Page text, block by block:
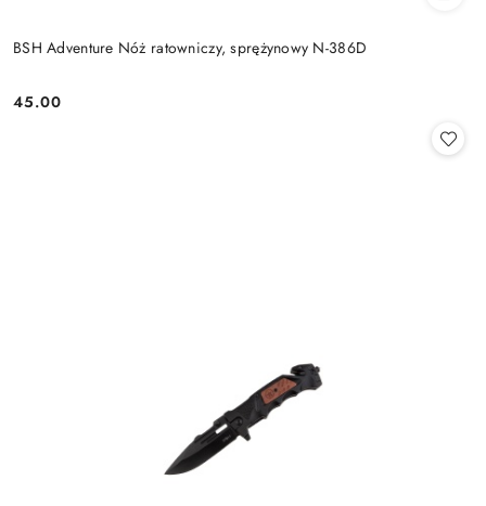
BSH Adventure Nóż ratowniczy, sprężynowy N-386D
Cena:
45.00